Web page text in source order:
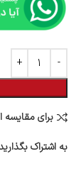
برای مقایسه
به اشتراک